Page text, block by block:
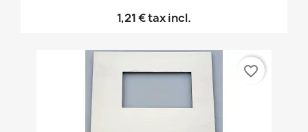
1,21 €tax incl.
favorite_border